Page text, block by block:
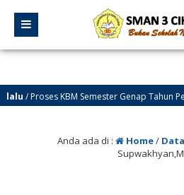
/ Proses KBM Semester Genap Tahun
Anda ada di : Home/